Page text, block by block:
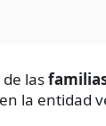
las
en la entidad